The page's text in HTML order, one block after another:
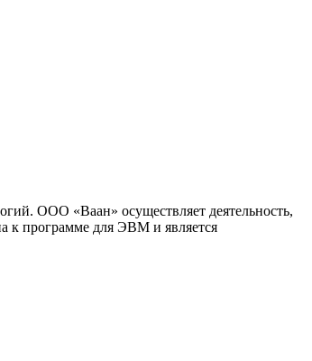
ООО «Ваан» осуществляет деятельность,
к программе для ЭВМ и является